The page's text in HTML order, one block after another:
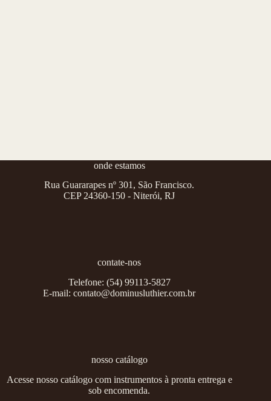
onde estamos
Rua Guararapes nº 301, São Francisco.
CEP 24360-150 - Niterói, RJ
contate-nos
Telefone: (54) 99113-5827
E-mail:contato@dominusluthier.com.br
nosso catálogo
Acesse nosso catálogo com instrumentos à pronta entrega e
sob encomenda.